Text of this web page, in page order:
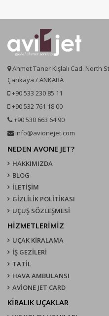
Ahmet Taner Kışlalı Cad. North
Çankaya / ANKARA
+90 533 230 85 11
+90 532 761 18 00
+90 530 663 64 90
info@avionejet.com
NEDEN AVONE JET?
HAKKIMIZDA
BLOG
İLETİŞİM
GİZLİLİK POLİTİKASI
UÇUŞ SÖZLEŞMESI
HİZMETLERİMİZ
UÇAK KIRALAMA
İŞ GEZİLERİ
TATİL
HAVA AMBULANSI
AVİONE JET CARD
KIRALIK UÇAKLAR